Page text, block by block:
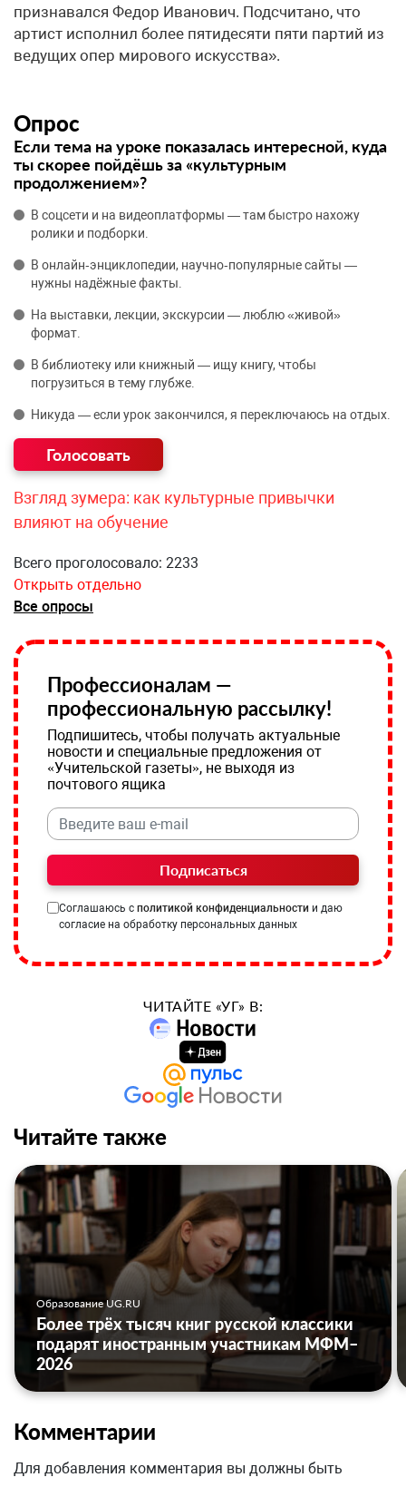
признавался Федор Иванович. Подсчитано, что
артист исполнил более пятидесяти пяти партий из
ведущих опер мирового искусства».
Опрос
Если тема на уроке показалась интересной, куда
ты скорее пойдёшь за «культурным
продолжением»?
В соцсети и на видеоплатформы — там быстро нахожу
ролики и подборки.
В онлайн‑энциклопедии, научно‑популярные сайты —
нужны надёжные факты.
На выставки, лекции, экскурсии — люблю «живой»
формат.
В библиотеку или книжный — ищу книгу, чтобы
погрузиться в тему глубже.
Никуда — если урок закончился, я переключаюсь на отдых.
Взгляд зумера: как культурные привычки
влияют на обучение
Всего проголосовало: 2233
Открыть отдельно
Все опросы
Профессионалам —
профессиональную рассылку!
Подпишитесь, чтобы получать актуальные
новости и специальные предложения от
«Учительской газеты», не выходя из
почтового ящика
Подписаться
Соглашаюсь с политикой конфиденциальности и даю
согласие на обработку персональных данных
ЧИТАЙТЕ «УГ» В:
Читайте также
Образование UG.RU
Более трёх тысяч книг русской классики
подарят иностранным участникам МФМ–
2026
Комментарии
Для добавления комментария вы должны быть